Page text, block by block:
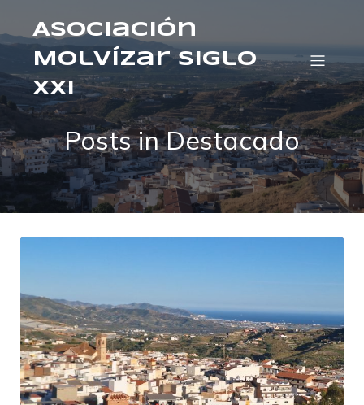
Asociación
Molvízar Siglo
XXI
Posts in Destacado